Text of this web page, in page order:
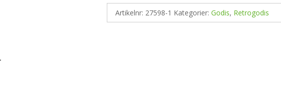
Artikelnr: 27598-1 Kategorier:Godis, Retrogodis